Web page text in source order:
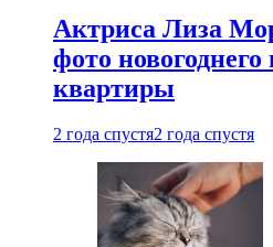
Актриса Лиза
фото новогоднего
квартиры
2 года спустя2 года спустя